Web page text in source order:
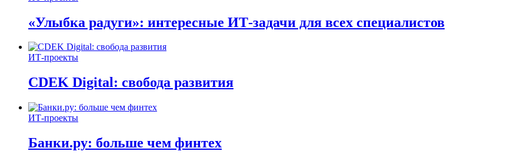
«Улыбка радуги»: интересные ИТ-задачи для всех специалистов
ИТ-проекты
CDEK Digital: свобода развития
ИТ-проекты
Банки.ру: больше чем финтех